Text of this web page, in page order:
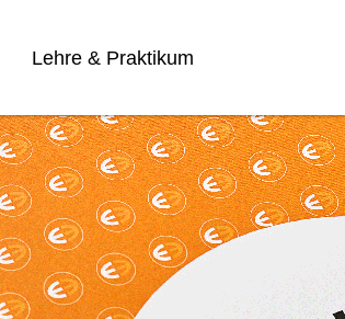
Lehre & Praktikum